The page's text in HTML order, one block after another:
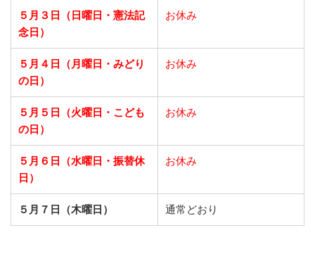
５月３日（日曜日・憲法記
念日）
お休み
５月４日（月曜日・みどり
の日）
お休み
５月５日（火曜日・こども
の日）
お休み
５月６日（水曜日・振替休
日）
お休み
５月７日（木曜日） 通常どおり